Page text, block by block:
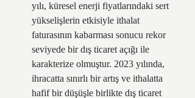
yılı, küresel enerji fiyatlarındaki sert
yükselişlerin etkisiyle ithalat
faturasının kabarması sonucu rekor
seviyede bir dış ticaret açığı ile
karakterize olmuştur. 2023 yılında,
ihracatta sınırlı bir artış ve ithalatta
hafif bir düşüşle birlikte dış ticaret